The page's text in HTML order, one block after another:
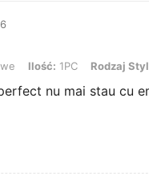
Ilość: 1PC, Rodzaj Stylu: B
Ilość: 1PC Rodzaj
nu mai stau cu